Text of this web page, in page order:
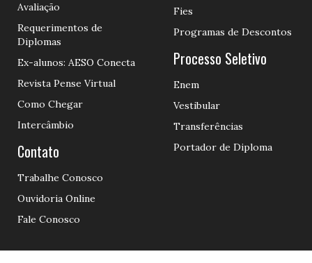
Avaliação
Requerimentos de
Diplomas
Ex-alunos: AESO Conecta
Revista Pense Virtual
Como Chegar
Intercâmbio
Contato
Trabalhe Conosco
Ouvidoria Online
Fale Conosco
Fies
Programas de Descontos
Processo Seletivo
Enem
Vestibular
Transferências
Portador de Diploma